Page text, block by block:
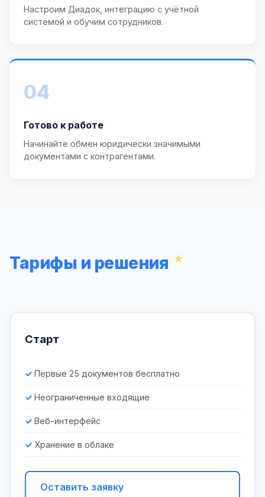
Настроим Диадок, интеграцию с учётной
системой и обучим сотрудников.
04
Готово к работе
Начинайте обмен юридически значимыми
документами с контрагентами.
Тарифы и решения
Старт
Первые 25 документов бесплатно
Неограниченные входящие
Веб-интерфейс
Хранение в облаке
Оставить заявку